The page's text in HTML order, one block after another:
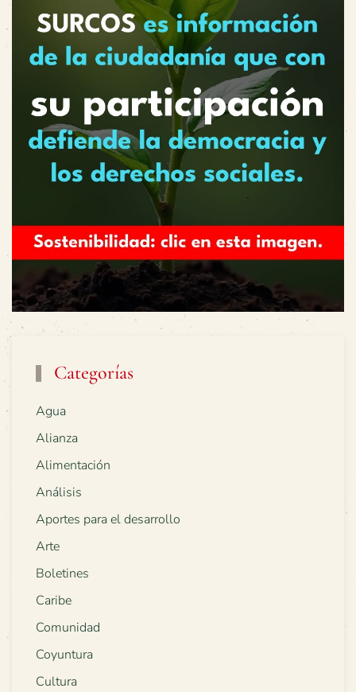
Categorías
Agua
Alianza
Alimentación
Análisis
Aportes para el desarrollo
Arte
Boletines
Caribe
Comunidad
Coyuntura
Cultura